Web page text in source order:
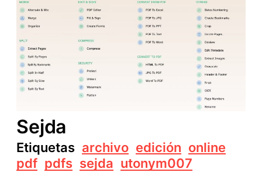
Sejda
Etiquetas archivo edición online
pdf pdfs sejda utonym007